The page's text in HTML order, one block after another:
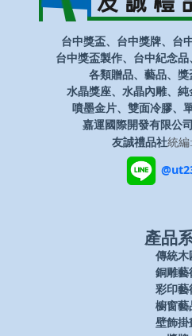
台中獎盃、台中獎牌、台
台中獎盃製作、台中紀念
各類贈品、藝品、
水晶獎座、水晶內雕、
噴墨金片、雙面冷膠、
嘉運國際開發有限公司
友誠禮品社統
產品
傳統木
銅雕藝
彩印藝
櫥窗藝
壁飾掛